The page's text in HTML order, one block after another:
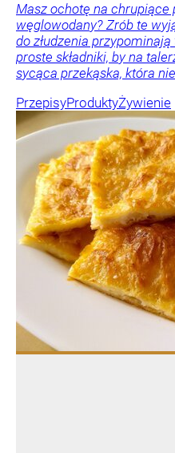
Masz ochotę na chrupiące
węglowodany? Zrób te
do złudzenia
proste składniki, by na
sycąca przekąska, która
PrzepisyProduktyŻywienie